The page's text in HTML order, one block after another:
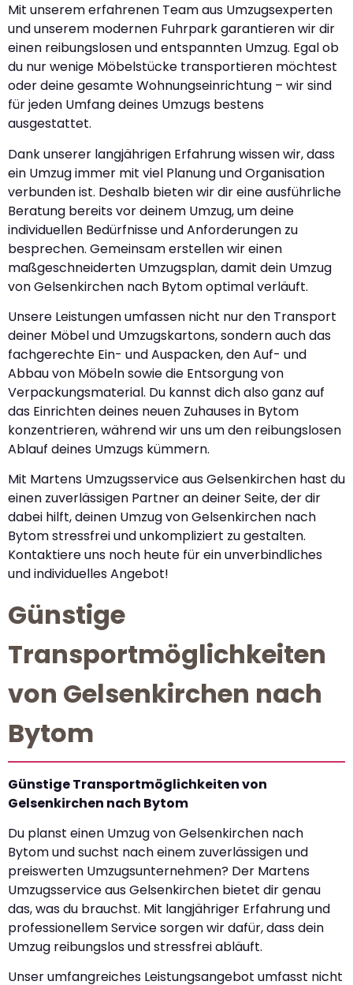
Mit unserem erfahrenen Team aus Umzugsexperten
und unserem modernen Fuhrpark garantieren wir dir
einen reibungslosen und entspannten Umzug. Egal ob
du nur wenige Möbelstücke transportieren möchtest
oder deine gesamte Wohnungseinrichtung – wir sind
für jeden Umfang deines Umzugs bestens
ausgestattet.
Dank unserer langjährigen Erfahrung wissen wir, dass
ein Umzug immer mit viel Planung und Organisation
verbunden ist. Deshalb bieten wir dir eine ausführliche
Beratung bereits vor deinem Umzug, um deine
individuellen Bedürfnisse und Anforderungen zu
besprechen. Gemeinsam erstellen wir einen
maßgeschneiderten Umzugsplan, damit dein Umzug
von Gelsenkirchen nach Bytom optimal verläuft.
Unsere Leistungen umfassen nicht nur den Transport
deiner Möbel und Umzugskartons, sondern auch das
fachgerechte Ein- und Auspacken, den Auf- und
Abbau von Möbeln sowie die Entsorgung von
Verpackungsmaterial. Du kannst dich also ganz auf
das Einrichten deines neuen Zuhauses in Bytom
konzentrieren, während wir uns um den reibungslosen
Ablauf deines Umzugs kümmern.
Mit Martens Umzugsservice aus Gelsenkirchen hast du
einen zuverlässigen Partner an deiner Seite, der dir
dabei hilft, deinen Umzug von Gelsenkirchen nach
Bytom stressfrei und unkompliziert zu gestalten.
Kontaktiere uns noch heute für ein unverbindliches
und individuelles Angebot!
Günstige
Transportmöglichkeiten
von Gelsenkirchen nach
Bytom
Günstige Transportmöglichkeiten von
Gelsenkirchen nach Bytom
Du planst einen Umzug von Gelsenkirchen nach
Bytom und suchst nach einem zuverlässigen und
preiswerten Umzugsunternehmen? Der Martens
Umzugsservice aus Gelsenkirchen bietet dir genau
das, was du brauchst. Mit langjähriger Erfahrung und
professionellem Service sorgen wir dafür, dass dein
Umzug reibungslos und stressfrei abläuft.
Unser umfangreiches Leistungsangebot umfasst nicht